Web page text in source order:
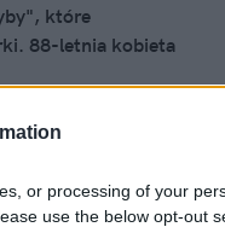
or processing of your
use the below opt-out
które
88-letnia kobieta